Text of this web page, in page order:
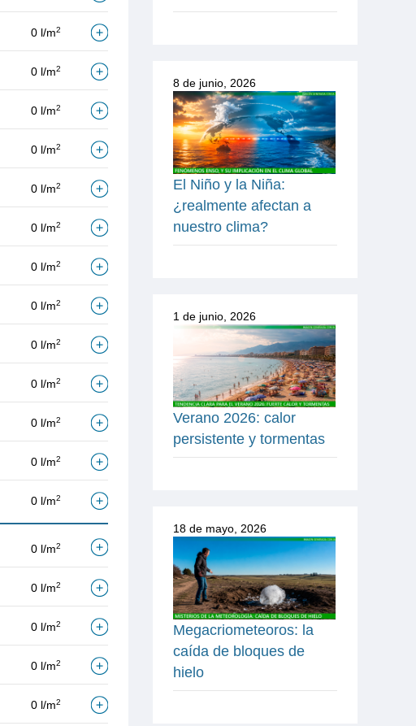
0 l/m2
0 l/m2
0 l/m2
0 l/m2
0 l/m2
0 l/m2
0 l/m2
0 l/m2
0 l/m2
0 l/m2
0 l/m2
0 l/m2
0 l/m2
0 l/m2
0 l/m2
0 l/m2
0 l/m2
0 l/m2
8 de junio, 2026
El Niño y la Niña:
¿realmente afectan a
nuestro clima?
1 de junio, 2026
Verano 2026: calor
persistente y tormentas
18 de mayo, 2026
Megacriometeoros: la
caída de bloques de
hielo